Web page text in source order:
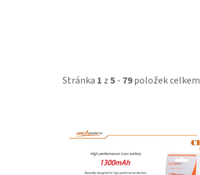
Stránka 1 z5- 79položek celkem
ý